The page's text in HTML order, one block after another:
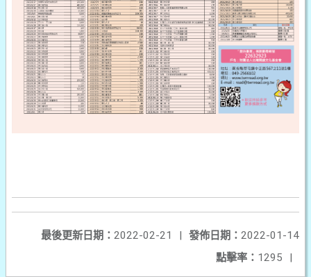
發佈日期： 2022-01-14
最後更新日期： 2022-02-21
|
點擊率： 1295 |